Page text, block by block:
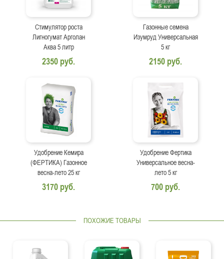
Стимулятор роста
Лигногумат Арголан
Аква 5 литр
2350 руб.
Газонные семена
Изумруд Универсальная
5 кг
2150 руб.
Удобрение Кемира
(ФЕРТИКА) Газонное
весна-лето 25 кг
3170 руб.
Удобрение Фертика
Универсальное весна-
лето 5 кг
700 руб.
ПОХОЖИЕ ТОВАРЫ